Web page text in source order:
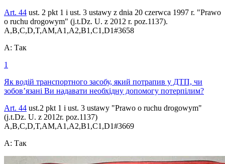
Art. 44 ust. 2 pkt 1 i ust. 3 ustawy z dnia 20 czerwca 1997 r. "Prawo
o ruchu drogowym" (j.t.Dz. U. z 2012 r. poz.1137).
A,B,C,D,T,AM,A1,A2,B1,C1,D1#3658
A: Так
1
Як водій транспортного засобу, який потрапив у ДТП, чи
зобов’язані Ви надавати необхідну допомогу потерпілим?
Art. 44 ust.2 pkt 1 i ust. 3 ustawy "Prawo o ruchu drogowym"
(j.t.Dz. U. z 2012r. poz.1137)
A,B,C,D,T,AM,A1,A2,B1,C1,D1#3669
A: Так